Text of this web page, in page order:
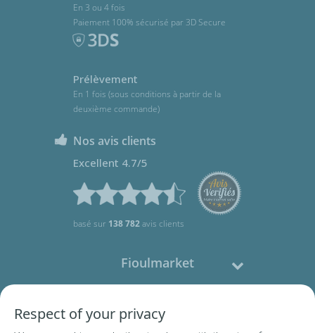
En 3 ou 4 fois
Paiement 100% sécurisé par 3D Secure
Prélèvement
En 1 fois (sous conditions à partir de la
deuxième commande)
Nos avis clients
Excellent 4.7/5
basé sur 138 782avis clients
Fioulmarket
Respect of your privacy